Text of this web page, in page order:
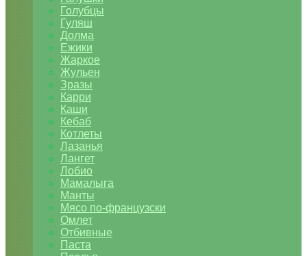
Голубцы
Гуляш
Долма
Ежики
Жаркое
Жульен
Зразы
Карри
Каши
Кебаб
Котлеты
Лазанья
Лангет
Лобио
Мамалыга
Манты
Мясо по-французски
Омлет
Отбивные
Паста